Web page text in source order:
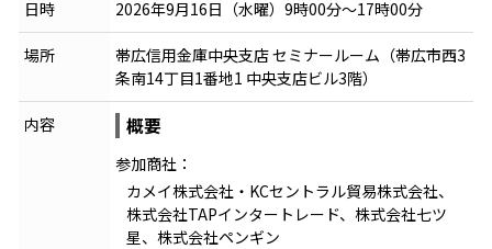
日時 2026年9月16日（水曜）9時00分～17時00分
場所
帯広信用金庫中央支店 セミナールーム（帯広市西3
条南14丁目1番地1 中央支店ビル3階）
内容 概要
参加商社：
カメイ株式会社・KCセントラル貿易株式会社、
株式会社TAPインタートレード、株式会社七ツ
星、株式会社ペンギン